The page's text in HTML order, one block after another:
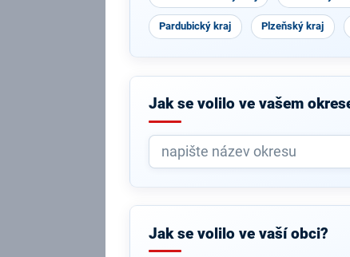
Pardubický kraj Plzeňský kraj
Jak se volilo ve vašem
Jak se volilo ve vaší obci?